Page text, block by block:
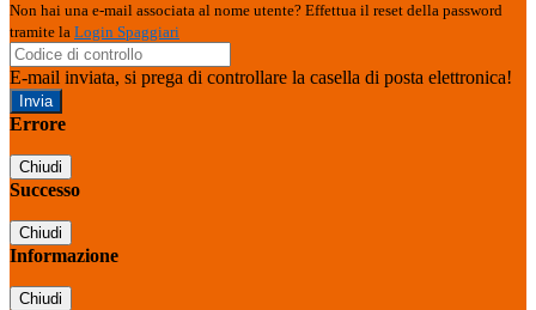
Non hai una e-mail associata al nome utente? Effettua il reset della password
tramite la Login Spaggiari
E-mail inviata, si prega di controllare la casella di posta elettronica!
Errore
Chiudi
Successo
Chiudi
Informazione
Chiudi